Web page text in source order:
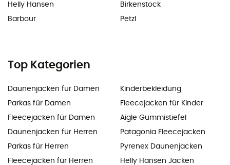
Helly Hansen
Barbour
Birkenstock
Petzl
Top Kategorien
Daunenjacken für Damen
Parkas für Damen
Fleecejacken für Damen
Daunenjacken für Herren
Parkas für Herren
Fleecejacken für Herren
Kinderbekleidung
Fleecejacken für Kinder
Aigle Gummistiefel
Patagonia Fleecejacken
Pyrenex Daunenjacken
Helly Hansen Jacken